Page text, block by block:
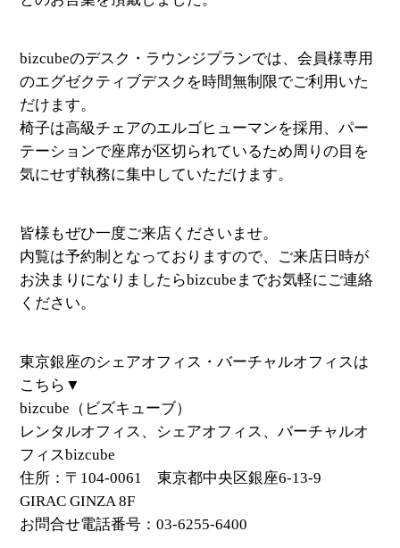
bizcubeのデスク・ラウンジプランでは、会員様専用
のエグゼクティブデスクを時間無制限でご利用いた
だけます。
椅子は高級チェアのエルゴヒューマンを採用、パー
テーションで座席が区切られているため周りの目を
気にせず執務に集中していただけます。
皆様もぜひ一度ご来店くださいませ。
内覧は予約制となっておりますので、ご来店日時が
お決まりになりましたらbizcubeまでお気軽にご連絡
ください。
東京銀座のシェアオフィス・バーチャルオフィスは
こちら▼
bizcube（ビズキューブ）
レンタルオフィス、シェアオフィス、バーチャルオ
フィスbizcube
住所：〒104-0061 東京都中央区銀座6-13-9
GIRAC GINZA 8F
お問合せ電話番号：03-6255-6400